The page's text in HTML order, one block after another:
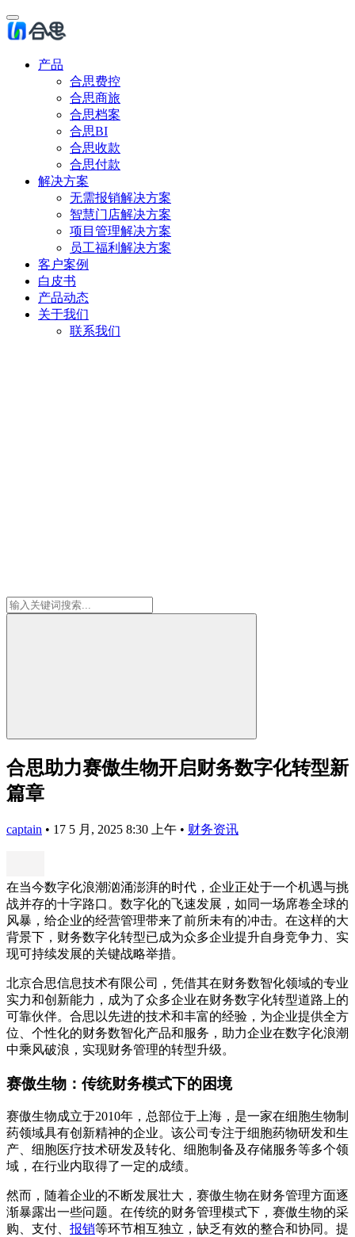
产品
合思费控
合思商旅
合思档案
合思BI
合思收款
合思付款
解决方案
无需报销解决方案
智慧门店解决方案
项目管理解决方案
员工福利解决方案
客户案例
白皮书
产品动态
关于我们
联系我们
合思助力赛傲生物开启财务数字化转型新
篇章
captain • 17 5 月, 2025 8:30 上午 • 财务资讯
在当今数字化浪潮汹涌澎湃的时代，企业正处于一个机遇与挑
战并存的十字路口。数字化的飞速发展，如同一场席卷全球的
风暴，给企业的经营管理带来了前所未有的冲击。在这样的大
背景下，财务数字化转型已成为众多企业提升自身竞争力、实
现可持续发展的关键战略举措。
北京合思信息技术有限公司，凭借其在财务数智化领域的专业
实力和创新能力，成为了众多企业在财务数字化转型道路上的
可靠伙伴。合思以先进的技术和丰富的经验，为企业提供全方
位、个性化的财务数智化产品和服务，助力企业在数字化浪潮
中乘风破浪，实现财务管理的转型升级。
赛傲生物：传统财务模式下的困境
赛傲生物成立于2010年，总部位于上海，是一家在细胞生物制
药领域具有创新精神的企业。该公司专注于细胞药物研发和生
产、细胞医疗技术研发及转化、细胞制备及存储服务等多个领
域，在行业内取得了一定的成绩。
然而，随着企业的不断发展壮大，赛傲生物在财务管理方面逐
渐暴露出一些问题。在传统的财务管理模式下，赛傲生物的采
购、支付、 报销等环节相互独立，缺乏有效的整合和协同。提